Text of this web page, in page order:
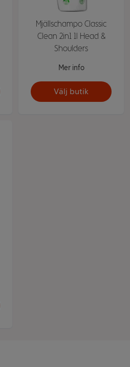
Mjällschampo Classic
Clean 2in1 1l Head &
Shoulders
Mer info
Välj butik